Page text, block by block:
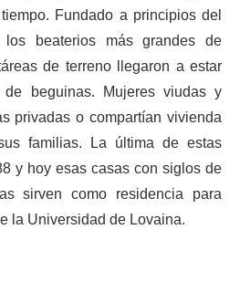
Fundado a principios del
beaterios más grandes de
de terreno llegaron a estar
de beguinas. Mujeres viudas y
privadas o compartían vivienda
familias. La última de estas
y hoy esas casas con siglos de
sirven como residencia para
la Universidad de Lovaina.